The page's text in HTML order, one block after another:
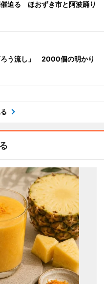
催迫る ほおずき市と阿波踊り
ろう流し」 2000個の明かり